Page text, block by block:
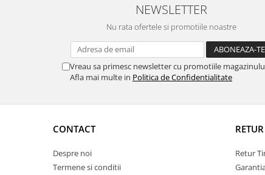
NEWSLETTER
Nu rata ofertele si promotiile noastre
Vreau sa primesc newsletter cu promotiile
Afla mai multe in Politica de Confidentialitate
CONTACT
Despre noi
Termene si conditii
Retur